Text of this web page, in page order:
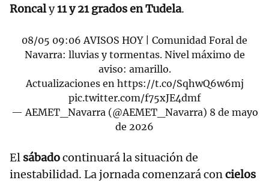
Roncaly11 y 21 grados en Tudela.
08/05 09:06 AVISOS HOY | Comunidad Foral de
Navarra: lluvias y tormentas. Nivel máximo de
aviso: amarillo.
Actualizaciones en https://t.co/SqhwQ6w6mj
pic.twitter.com/f75xJE4dmf
— AEMET_Navarra (@AEMET_Navarra) 8 de mayo
de 2026
El sábadocontinuará la situación de
inestabilidad. La jornada comenzará concielos